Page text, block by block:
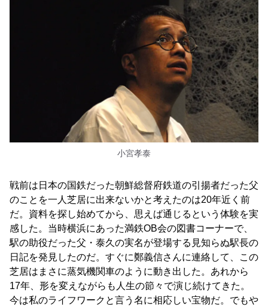
小宮孝泰
戦前は日本の国鉄だった朝鮮総督府鉄道の引揚者だった父
のことを一人芝居に出来ないかと考えたのは20年近く前
だ。資料を探し始めてから、思えば通じるという体験を実
感した。当時横浜にあった満鉄OB会の図書コーナーで、
駅の助役だった父・泰久の実名が登場する見知らぬ駅長の
日記を発見したのだ。すぐに鄭義信さんに連絡して、この
芝居はまさに蒸気機関車のように動き出した。あれから
17年、形を変えながらも人生の節々で演じ続けてきた。
今は私のライフワークと言う名に相応しい宝物だ。でもや